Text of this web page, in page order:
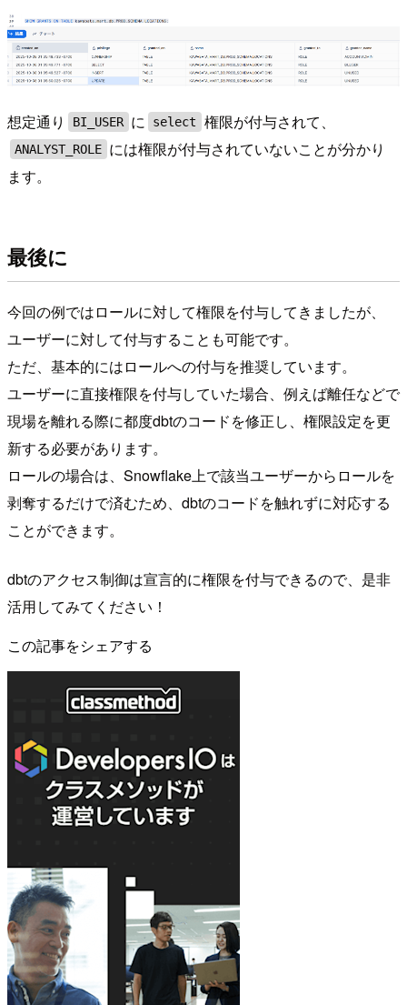
想定通り BI_USER に select 権限が付与されて、
ANALYST_ROLE には権限が付与されていないことが分かり
ます。
最後に
今回の例ではロールに対して権限を付与してきましたが、
ユーザーに対して付与することも可能です。
ただ、基本的にはロールへの付与を推奨しています。
ユーザーに直接権限を付与していた場合、例えば離任などで
現場を離れる際に都度dbtのコードを修正し、権限設定を更
新する必要があります。
ロールの場合は、Snowflake上で該当ユーザーからロールを
剥奪するだけで済むため、dbtのコードを触れずに対応する
ことができます。
dbtのアクセス制御は宣言的に権限を付与できるので、是非
活用してみてください！
この記事をシェアする